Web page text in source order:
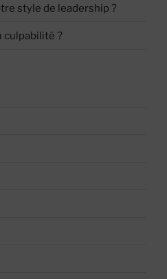
style de leadership ?
culpabilité ?